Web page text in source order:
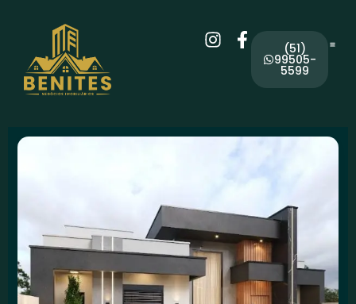
(51)
99505-
5599